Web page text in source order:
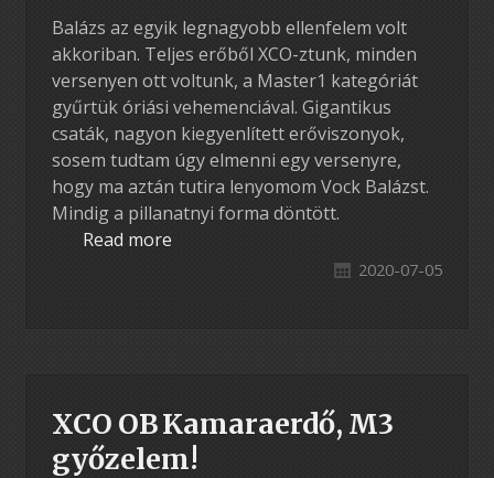
Balázs az egyik legnagyobb ellenfelem volt
akkoriban. Teljes erőből XCO-ztunk, minden
versenyen ott voltunk, a Master1 kategóriát
gyűrtük óriási vehemenciával. Gigantikus
csaták, nagyon kiegyenlített erőviszonyok,
sosem tudtam úgy elmenni egy versenyre,
hogy ma aztán tutira lenyomom Vock Balázst.
Mindig a pillanatnyi forma döntött.
Read more
2020-07-05
XCO OB Kamaraerdő, M3
győzelem!